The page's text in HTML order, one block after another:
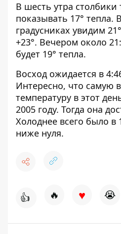
В шесть утра столбики
показывать 17° тепла.
градусниках увидим
+23°. Вечером около
будет 19° тепла.
Восход ожидается в
Интересно, что самую
температуру в этот
2005 году. Тогда она
Холоднее всего было в
ниже нуля.
👍 🔥 ♥ 😭